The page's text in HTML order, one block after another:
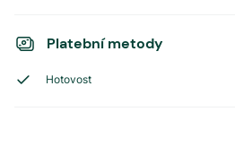
Platební metody
Hotovost